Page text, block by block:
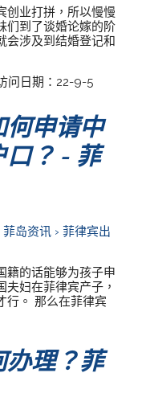
创业打拼，所以慢慢
们到了谈婚论嫁的阶
会涉及到结婚登记和
问日期：22-9-5
何申请中
口？ - 菲
岛资讯 › 菲律宾出
籍的话能够为孩子申
妇在菲律宾产子，
行。 那么在菲律宾
办理？菲